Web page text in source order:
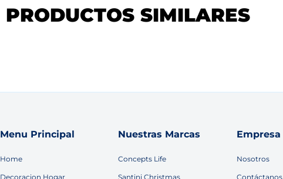
PRODUCTOS SIMILARES
Menu Principal
Home
Decoracion Hogar
Nuestras Marcas
Concepts Life
Santini Christmas
Empresa
Nosotros
Contáctanos